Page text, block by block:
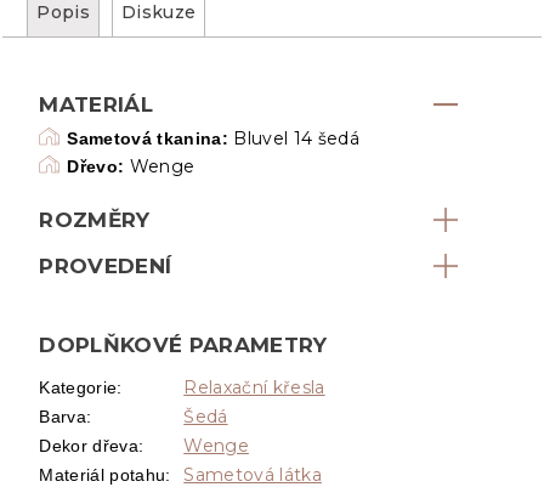
Popis Diskuze
MATERIÁL
Sametová tkanina: Bluvel 14 šedá
Dřevo: Wenge
ROZMĚRY
PROVEDENÍ
DOPLŇKOVÉ PARAMETRY
Kategorie: Relaxační křesla
Barva: Šedá
Dekor dřeva: Wenge
Materiál potahu: Sametová látka